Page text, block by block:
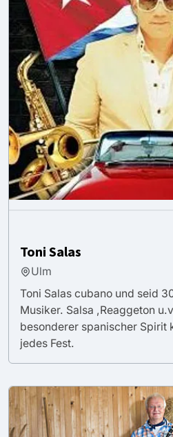
Toni Salas
Ulm
Toni Salas cubano und seid
Musiker. Salsa ,Reaggeton
besonderer spanischer Spirit
jedes Fest.